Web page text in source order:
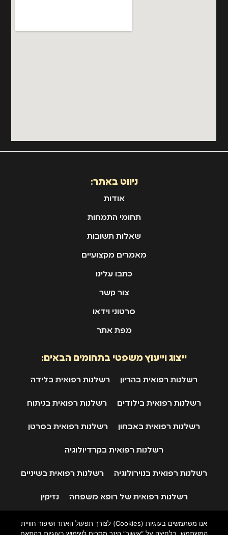
ניווט באתר:
אודות
תחומי התמחות
שאלות תשובות
מאמרים מקצועיים
כתבו עלינו
צור קשר
סרטוני וידאו
מפת אתר
ייצוג וייעוץ משפטי בתחומים הבאים:
רשלנות רפואית בהריון רשלנות רפואית בלידה
רשלנות רפואית בילודים רשלנות רפואית בניתוח
רשלנות רפואית באבחון רשלנות רפואית בסרטן
רשלנות רפואית בקרדיולוגיה
רשלנות רפואית בנוירולוגיה רשלנות רפואית בשיניים
רשלנות רפואית של רופא משפחה נזיקין
ביטוח לאומי תאונות דרכים
אנו משתמשים בעוגיות (Cookies) לצורך תפעול האתר ושיפור חוויית